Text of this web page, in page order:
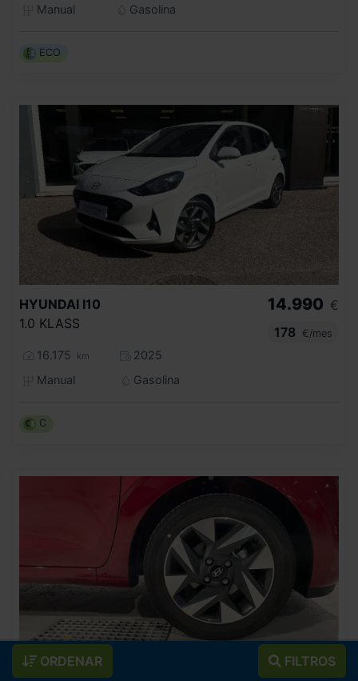
ORDENAR FILTROS
Manual
Gasolina
ECO
HYUNDAI I10
1.0 KLASS
16.175 km
2025
Manual
Gasolina
14.990 €
178
€/mes
C
HYUNDAI I10 14.990 €